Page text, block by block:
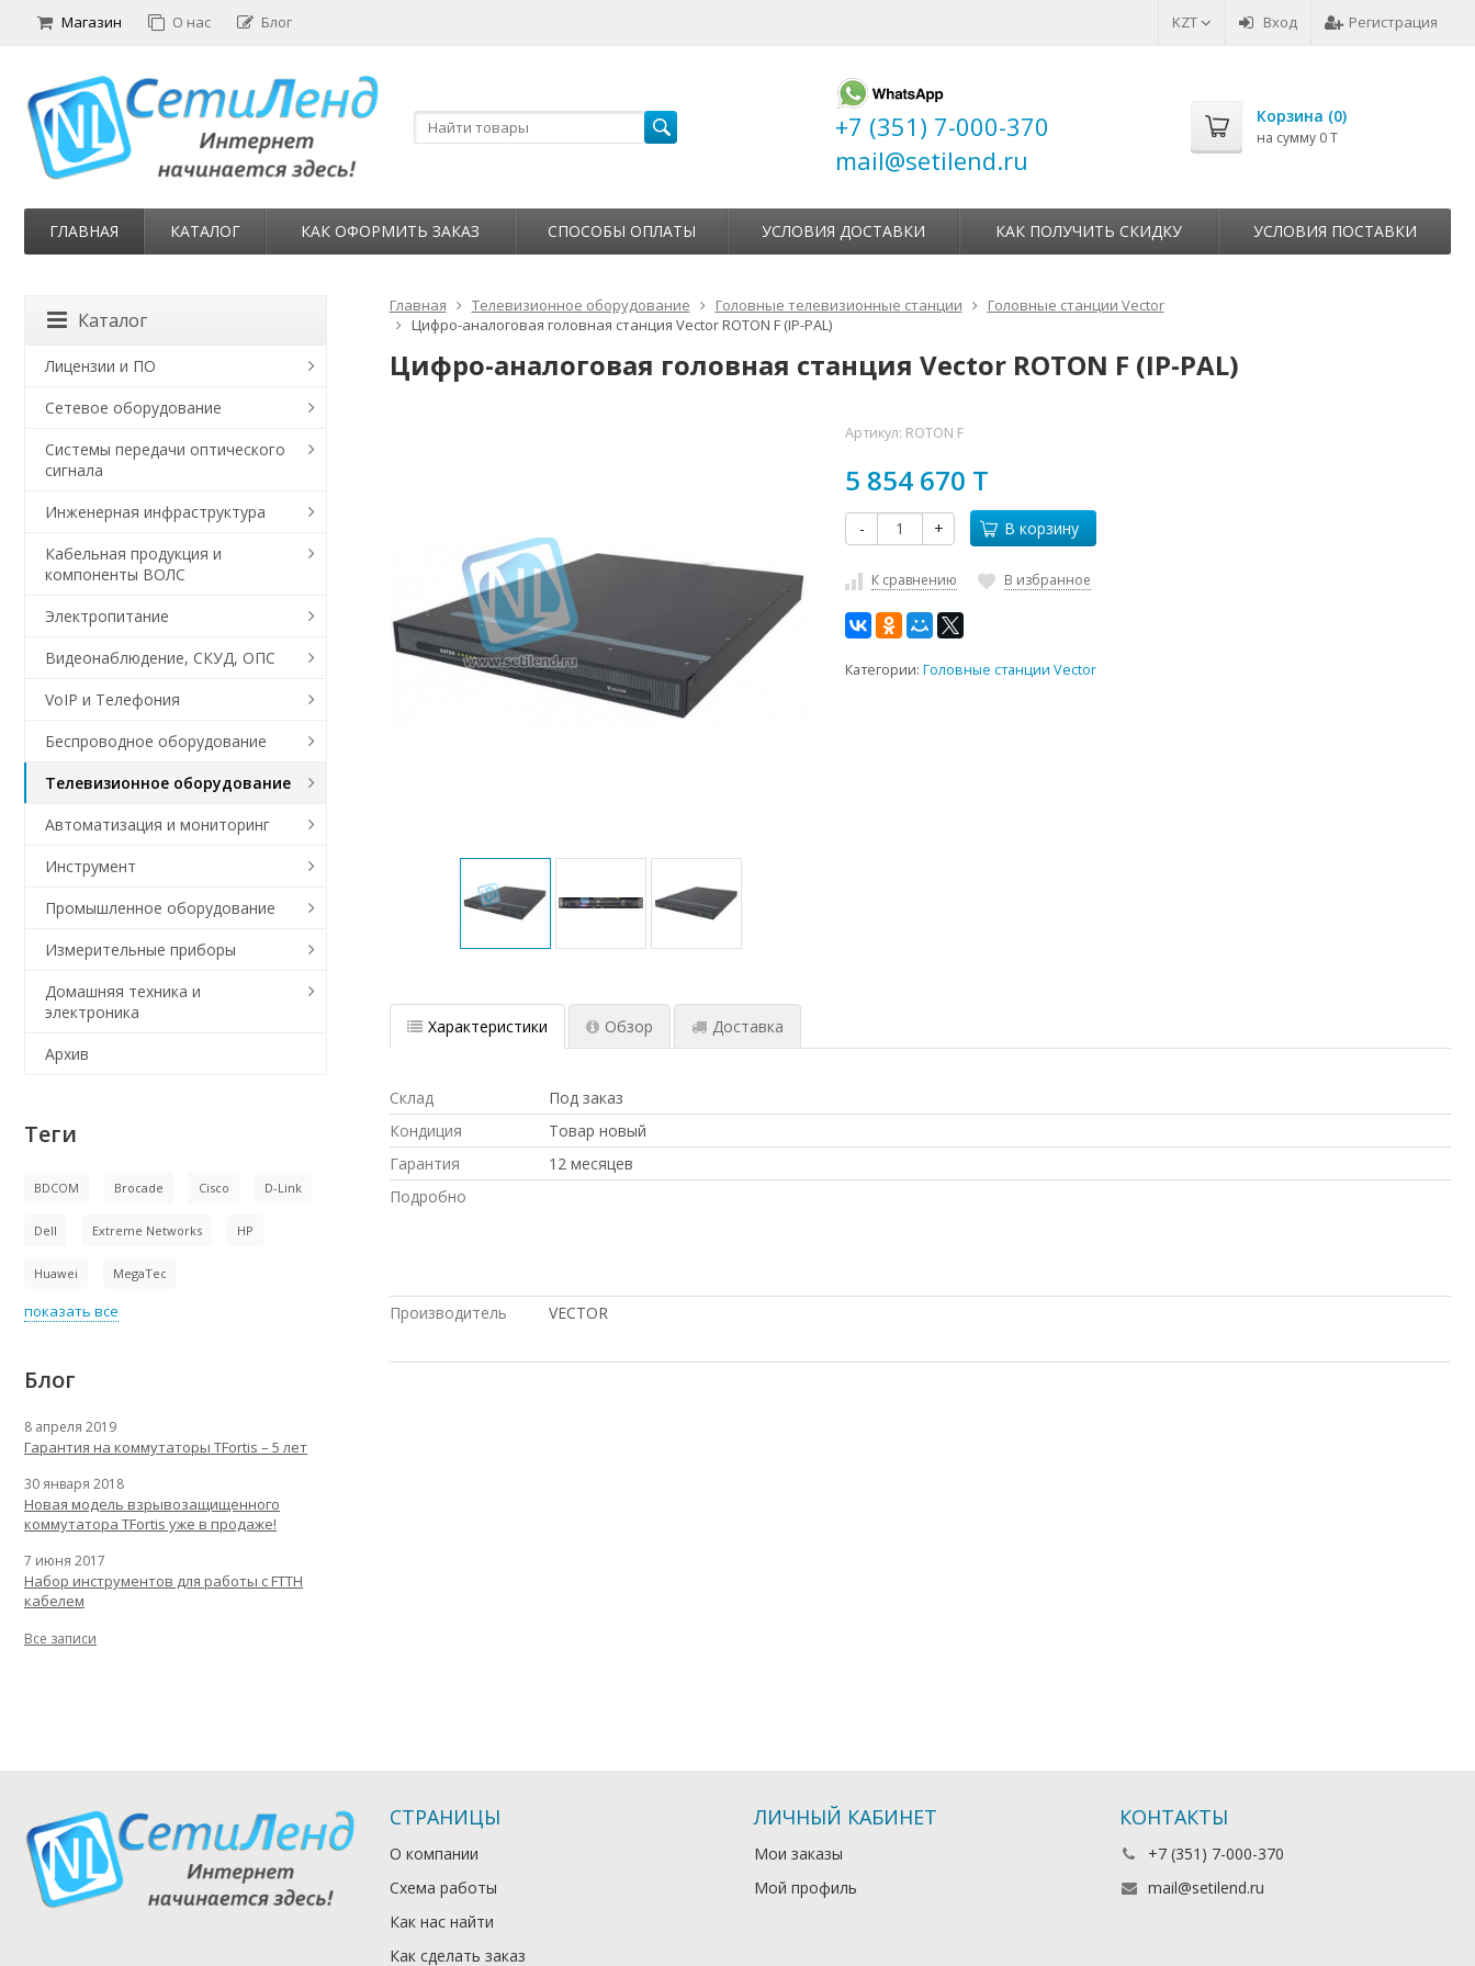
KZT Вход Регистрация
Магазин О нас Блог
+7 (351) 7-000-370
mail@setilend.ru
Корзина (0)
на сумму 0 T
ГЛАВНАЯ КАТАЛОГ КАК ОФОРМИТЬ ЗАКАЗ СПОСОБЫ ОПЛАТЫ УСЛОВИЯ ДОСТАВКИ КАК ПОЛУЧИТЬ СКИДКУ УСЛОВИЯ ПОСТАВКИ
Главная Телевизионное оборудование Головные телевизионные станции
Головные станции Vector
Цифро-аналоговая головная станция Vector ROTON F (IP-PAL)
Цифро-аналоговая головная станция Vector ROTON F (IP-PAL)
Артикул: ROTON F
5 854 670 T
- + В корзину
К сравнению В избранное
Категории:Головные станции Vector
Характеристики Обзор Доставка
Склад
Под заказ
Кондиция
Товар новый
Гарантия
12 месяцев
Подробно
Производитель
VECTOR
Каталог
Лицензии и ПО
Сетевое оборудование
Системы передачи оптического
сигнала
Инженерная инфраструктура
Кабельная продукция и
компоненты ВОЛС
Электропитание
Видеонаблюдение, СКУД, ОПС
VoIP и Телефония
Беспроводное оборудование
Телевизионное оборудование
Автоматизация и мониторинг
Инструмент
Промышленное оборудование
Измерительные приборы
Домашняя техника и
электроника
Архив
Теги
BDCOM Brocade Cisco D-Link
Dell Extreme Networks HP
Huawei MegaTec
показать все
Блог
8 апреля 2019
Гарантия на коммутаторы TFortis – 5 лет
30 января 2018
Новая модель взрывозащищенного
коммутатора TFortis уже в продаже!
7 июня 2017
Набор инструментов для работы с FTTH
кабелем
Все записи
СТРАНИЦЫ
О компании
Схема работы
Как нас найти
Как сделать заказ
ЛИЧНЫЙ КАБИНЕТ
Мои заказы
Мой профиль
КОНТАКТЫ
+7 (351) 7-000-370
mail@setilend.ru